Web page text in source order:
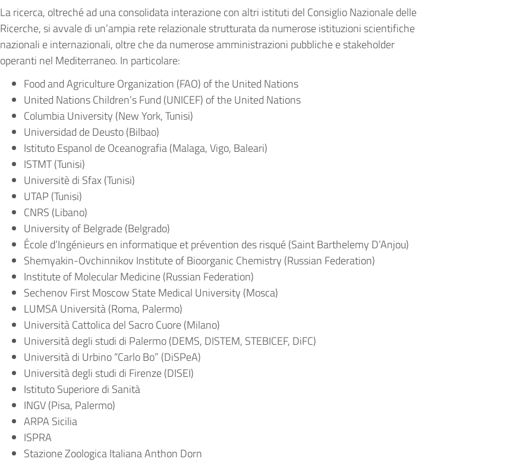
La ricerca, oltreché ad una consolidata interazione con altri istituti del Consiglio Nazionale delle
Ricerche, si avvale di un’ampia rete relazionale strutturata da numerose istituzioni scientifiche
nazionali e internazionali, oltre che da numerose amministrazioni pubbliche e stakeholder
operanti nel Mediterraneo. In particolare:
Food and Agriculture Organization (FAO) of the United Nations
United Nations Children’s Fund (UNICEF) of the United Nations
Columbia University (New York, Tunisi)
Universidad de Deusto (Bilbao)
Istituto Espanol de Oceanografia (Malaga, Vigo, Baleari)
ISTMT (Tunisi)
Universitè di Sfax (Tunisi)
UTAP (Tunisi)
CNRS (Libano)
University of Belgrade (Belgrado)
École d’Ingénieurs en informatique et prévention des risqué (Saint Barthelemy D’Anjou)
Shemyakin-Ovchinnikov Institute of Bioorganic Chemistry (Russian Federation)
Institute of Molecular Medicine (Russian Federation)
Sechenov First Moscow State Medical University (Mosca)
LUMSA Università (Roma, Palermo)
Università Cattolica del Sacro Cuore (Milano)
Università degli studi di Palermo (DEMS, DISTEM, STEBICEF, DiFC)
Università di Urbino “Carlo Bo” (DiSPeA)
Università degli studi di Firenze (DISEI)
Istituto Superiore di Sanità
INGV (Pisa, Palermo)
ARPA Sicilia
ISPRA
Stazione Zoologica Italiana Anthon Dorn